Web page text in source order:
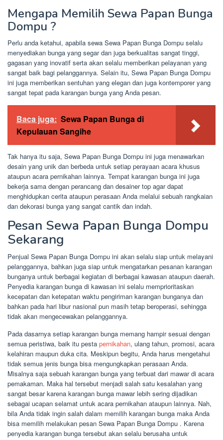
Mengapa Memilih Sewa Papan Bunga
Dompu ?
Perlu anda ketahui, apabila sewa Sewa Papan Bunga Dompu selalu
menyediakan bunga yang segar dan juga berkualitas sangat tinggi,
gagasan yang inovatif serta akan selalu memberikan pelayanan yang
sangat baik bagi pelanggannya. Selain itu, Sewa Papan Bunga Dompu
ini juga memberikan sentuhan yang elegan dan juga kontemporer yang
sangat tepat pada karangan bunga yang Anda pesan.
Baca juga: Sewa Papan Bunga di
Kepulauan Sangihe
Tak hanya itu saja, Sewa Papan Bunga Dompu ini juga menawarkan
desain yang unik dan berbeda untuk setiap perayaan acara khusus
ataupun acara pernikahan lainnya. Tempat karangan bunga ini juga
bekerja sama dengan perancang dan desainer top agar dapat
menghidupkan cerita ataupun perasaan Anda melalui sebuah rangkaian
dan dekorasi bunga yang sangat cantik dan indah.
Pesan Sewa Papan Bunga Dompu
Sekarang
Penjual Sewa Papan Bunga Dompu ini akan selalu siap untuk melayani
pelanggannya, bahkan juga siap untuk mengatarkan pesanan karangan
bunganya untuk berbagai kegiatan di berbagai kawasan ataupun daerah.
Penyedia karangan bunga di kawasan ini selalu memprioritaskan
kecepatan dan ketepatan waktu pengiriman karangan bunganya dan
bahkan pada hari libur nasional pun masih tetap beroperasi, sehingga
tidak akan mengecewakan pelanggannya.
Pada dasarnya setiap karangan bunga memang hampir sesuai dengan
semua peristiwa, baik itu pesta pernikahan, ulang tahun, promosi, acara
kelahiran maupun duka cita. Meskipun begitu, Anda harus mengetahui
tidak semua jenis bunga bisa mengungkapkan perasaan Anda.
Misalnya saja sebuah karangan bunga yang terbuat dari mawar di acara
pemakaman. Maka hal tersebut menjadi salah satu kesalahan yang
sangat besar karena karangan bunga mawar lebih sering dijadikan
sebagai ucapan selamat untuk acara pernikahan ataupun lainnya. Nah,
bila Anda tidak ingin salah dalam memilih karangan bunga maka Anda
bisa memilih melakukan pesan Sewa Papan Bunga Dompu . Karena
penyedia karangan bunga tersebut akan selalu berusaha untuk